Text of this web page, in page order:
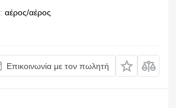
αέρος/αέρος
Επικοινωνία με τον πωλητή